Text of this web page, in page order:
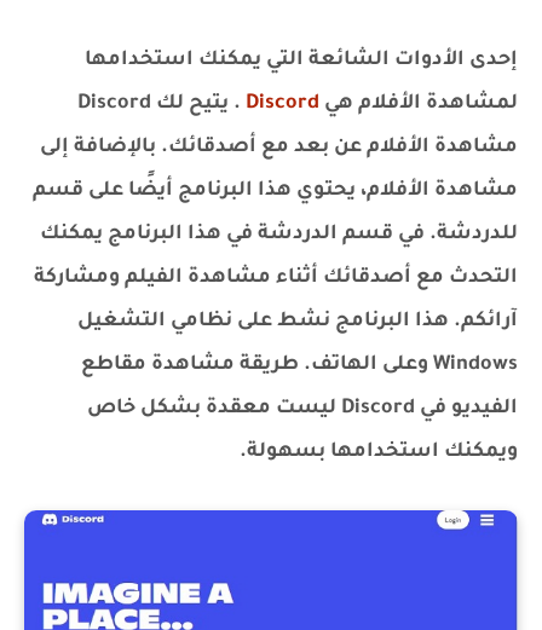
إحدى الأدوات الشائعة التي يمكنك استخدامها
لمشاهدة الأفلام هي Discord
. يتيح لك Discord
مشاهدة الأفلام عن بعد مع أصدقائك. بالإضافة إلى
مشاهدة الأفلام، يحتوي هذا البرنامج أيضًا على قسم
للدردشة. في قسم الدردشة في هذا البرنامج يمكنك
التحدث مع أصدقائك أثناء مشاهدة الفيلم ومشاركة
آرائكم. هذا البرنامج نشط على نظامي التشغيل
Windows وعلى الهاتف. طريقة مشاهدة مقاطع
الفيديو في Discord ليست معقدة بشكل خاص
ويمكنك استخدامها بسهولة.